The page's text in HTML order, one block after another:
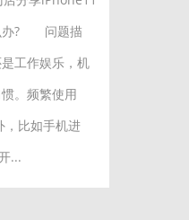
办? 问题描
工作娱乐，机
。频繁使用
，比如手机进
...